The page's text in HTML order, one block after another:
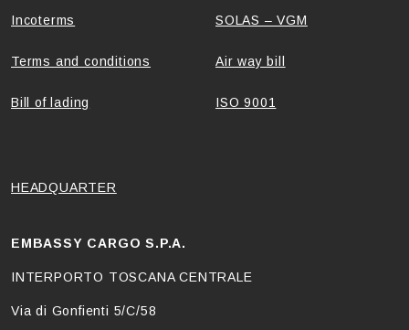
Incoterms
Terms and conditions
Bill of lading
SOLAS – VGM
Air way bill
ISO 9001
HEADQUARTER
EMBASSY CARGO S.P.A.
INTERPORTO TOSCANA CENTRALE
Via di Gonfienti 5/C/58